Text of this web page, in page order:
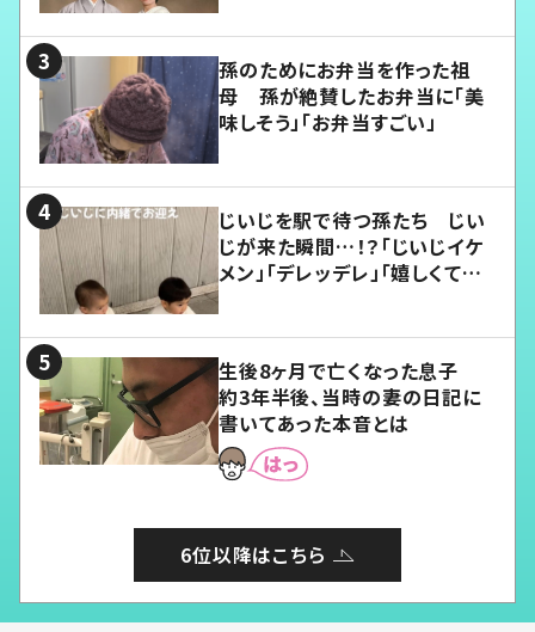
孫のためにお弁当を作った祖
母 孫が絶賛したお弁当に「美
味しそう」「お弁当すごい」
じいじを駅で待つ孫たち じい
じが来た瞬間…！？「じいじイケ
メン」「デレッデレ」「嬉しくて可
生後8ヶ月で亡くなった息子
約3年半後、当時の妻の日記に
書いてあった本音とは
6位以降はこちら